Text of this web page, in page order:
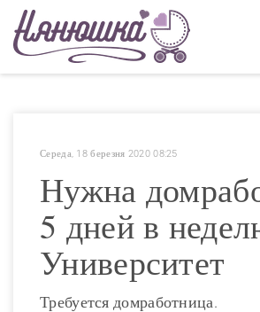
Середа, 18 березня 2020 08:25
Нужна
5 дней в
Университет
Требуется домработница.